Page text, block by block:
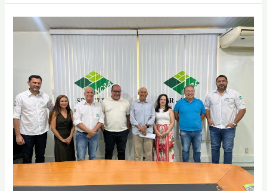
Reunião
Moura
aponta
para
ampliação
GeoRondônia